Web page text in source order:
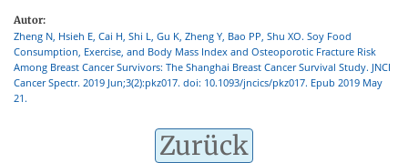
Autor:
Zheng N, Hsieh E, Cai H, Shi L, Gu K, Zheng Y, Bao PP, Shu XO. Soy Food
Consumption, Exercise, and Body Mass Index and Osteoporotic Fracture Risk
Among Breast Cancer Survivors: The Shanghai Breast Cancer Survival Study. JNCI
Cancer Spectr. 2019 Jun;3(2):pkz017. doi: 10.1093/jncics/pkz017. Epub 2019 May
21.
Zurück